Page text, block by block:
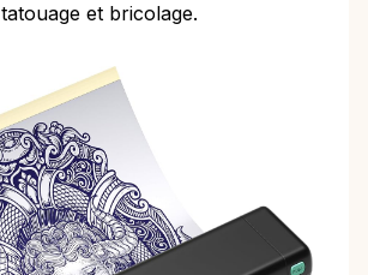
tatouage et bricolage.